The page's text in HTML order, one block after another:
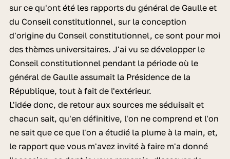
sur ce qu'ont été les rapports du général de Gaulle et
du Conseil constitutionnel, sur la conception
d'origine du Conseil constitutionnel, ce sont pour moi
des thèmes universitaires. J'ai vu se développer le
Conseil constitutionnel pendant la période où le
général de Gaulle assumait la Présidence de la
République, tout à fait de l'extérieur.
L'idée donc, de retour aux sources me séduisait et
chacun sait, qu'en définitive, l'on ne comprend et l'on
ne sait que ce que l'on a étudié la plume à la main, et,
le rapport que vous m'avez invité à faire m'a donné